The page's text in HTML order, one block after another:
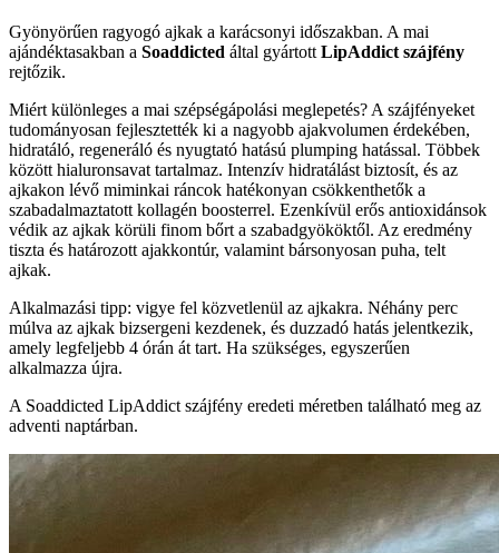
Gyönyörűen ragyogó ajkak a karácsonyi időszakban. A mai
ajándéktasakban a Soaddicted által gyártott LipAddict szájfény
rejtőzik.
Miért különleges a mai szépségápolási meglepetés? A szájfényeket
tudományosan fejlesztették ki a nagyobb ajakvolumen érdekében,
hidratáló, regeneráló és nyugtató hatású plumping hatással. Többek
között hialuronsavat tartalmaz. Intenzív hidratálást biztosít, és az
ajkakon lévő miminkai ráncok hatékonyan csökkenthetők a
szabadalmaztatott kollagén boosterrel. Ezenkívül erős antioxidánsok
védik az ajkak körüli finom bőrt a szabadgyököktől. Az eredmény
tiszta és határozott ajakkontúr, valamint bársonyosan puha, telt
ajkak.
Alkalmazási tipp: vigye fel közvetlenül az ajkakra. Néhány perc
múlva az ajkak bizsergeni kezdenek, és duzzadó hatás jelentkezik,
amely legfeljebb 4 órán át tart. Ha szükséges, egyszerűen
alkalmazza újra.
A Soaddicted LipAddict szájfény eredeti méretben található meg az
adventi naptárban.